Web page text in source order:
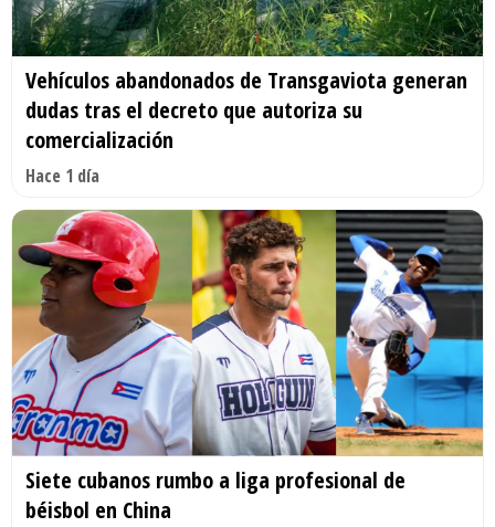
Vehículos abandonados de Transgaviota generan
dudas tras el decreto que autoriza su
comercialización
Hace 1 día
Siete cubanos rumbo a liga profesional de
béisbol en China